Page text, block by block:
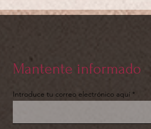
Mantente informado
Introduce tu correo electrónico aquí